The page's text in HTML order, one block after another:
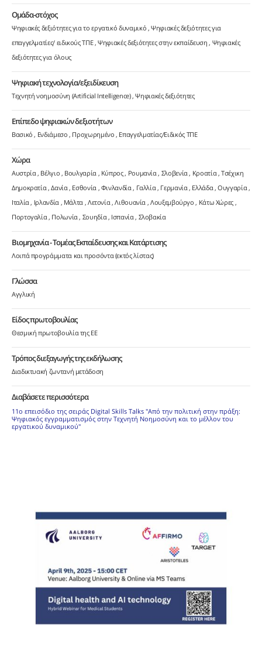
Ομάδα-στόχος
Ψηφιακές δεξιότητες για το εργατικό δυναμικό Ψηφιακές δεξιότητες για
επαγγελματίες/ ειδικούς ΤΠΕ Ψηφιακές δεξιότητες στην εκπαίδευση Ψηφιακές
δεξιότητες για όλους
Ψηφιακή τεχνολογία/εξειδίκευση
Τεχνητή νοημοσύνη (Artificial Intelligence) Ψηφιακές δεξιότητες
Επίπεδο ψηφιακών δεξιοτήτων
Βασικό Ενδιάμεσο Προχωρημένο Επαγγελματίας/Ειδικός ΤΠΕ
Χώρα
Αυστρία Βέλγιο Βουλγαρία Κύπρος Ρουμανία Σλοβενία Κροατία Τσέχικη
Δημοκρατία Δανία Εσθονία Φινλανδία Γαλλία Γερμανία Ελλάδα Ουγγαρία
Ιταλία
Ιρλανδία Μάλτα Λετονία Λιθουανία Λουξεμβούργο
Κάτω Χώρες
Πορτογαλία Πολωνία Σουηδία Ισπανία Σλοβακία
Βιομηχανία - Τομέας Εκπαίδευσης και Κατάρτισης
Λοιπά προγράμματα και προσόντα (εκτός λίστας)
Γλώσσα
Αγγλική
Είδος πρωτοβουλίας
Θεσμική πρωτοβουλία της ΕΕ
Τρόπος διεξαγωγής της εκδήλωσης
Διαδικτυακή ζωντανή μετάδοση
Διαβάσετε περισσότερα
11ο επεισόδιο της σειράς Digital Skills Talks "Από την πολιτική στην πράξη:
Ψηφιακός εγγραμματισμός στην Τεχνητή Νοημοσύνη και το μέλλον του
εργατικού δυναμικού"